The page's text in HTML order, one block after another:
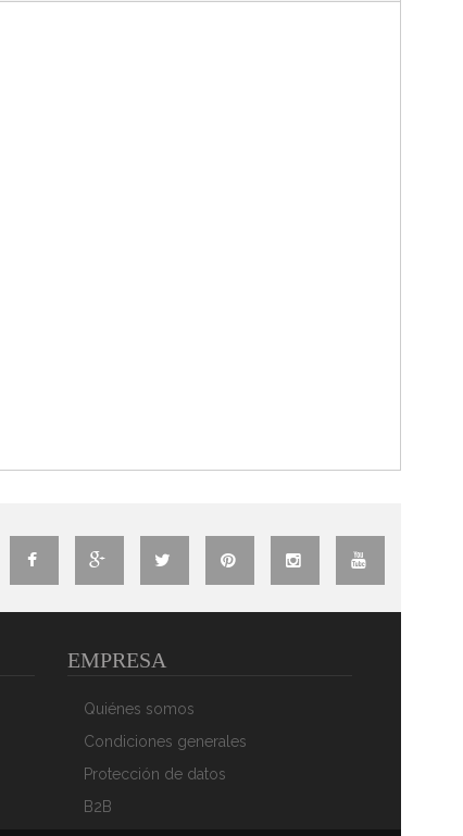
EMPRESA
Quiénes somos
Condiciones generales
Protección de datos
B2B